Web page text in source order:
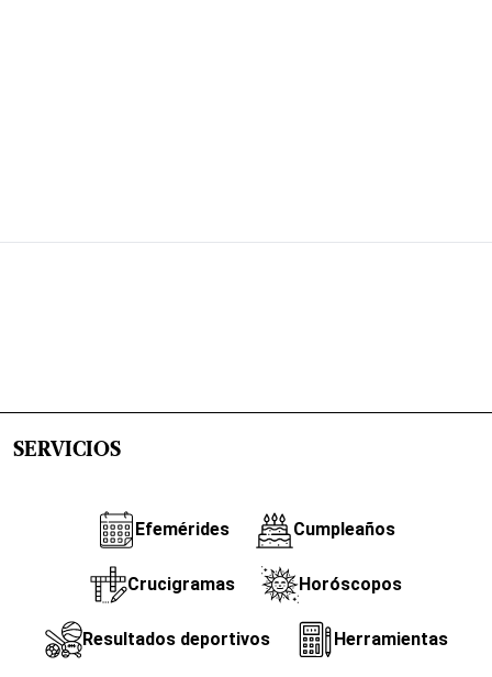
SERVICIOS
Efemérides Cumpleaños
Crucigramas Horóscopos
Resultados deportivos Herramientas